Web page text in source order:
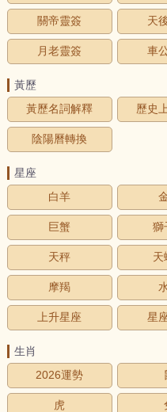
關帝靈簽 天
月老靈簽 車
黃歷
黃歷名詞解釋
歷史
陰陽曆轉換
星座
白羊
巨蟹 獅
天秤 天
摩羯
上升星座 星
生肖
2026運勢
虎